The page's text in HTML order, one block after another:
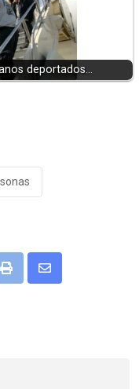
deportados…
Print
Share